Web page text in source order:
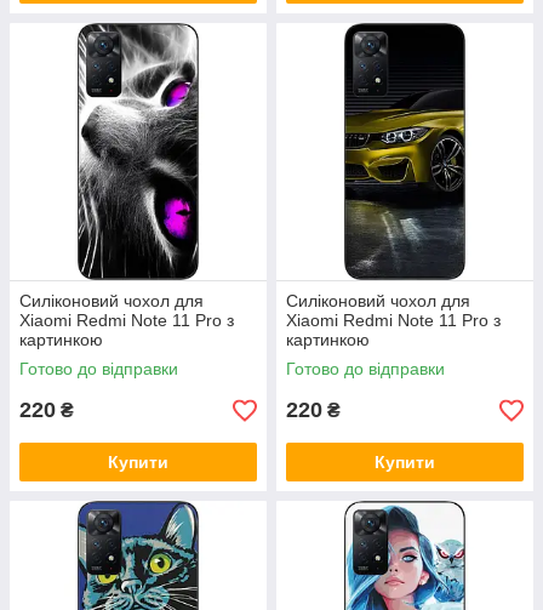
Силіконовий чохол для
Xiaomi Redmi Note 11 Pro з
картинкою
Готово до відправки
220 ₴
Купити
Силіконовий чохол для
Xiaomi Redmi Note 11 Pro з
картинкою
Готово до відправки
220 ₴
Купити